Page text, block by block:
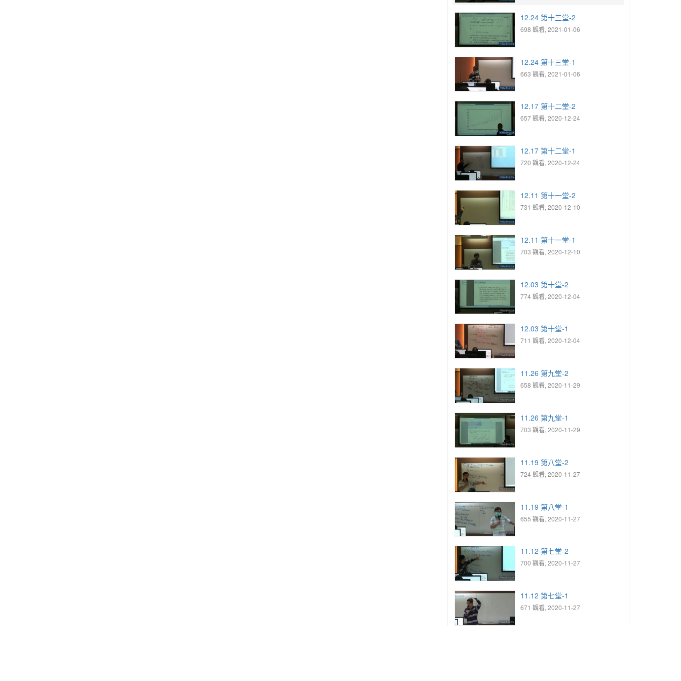
12.24 第十三堂-2
698 觀看, 2021-01-06
12.24 第十三堂-1
663 觀看, 2021-01-06
12.17 第十二堂-2
657 觀看, 2020-12-24
12.17 第十二堂-1
720 觀看, 2020-12-24
12.11 第十一堂-2
731 觀看, 2020-12-10
12.11 第十一堂-1
703 觀看, 2020-12-10
12.03 第十堂-2
774 觀看, 2020-12-04
12.03 第十堂-1
711 觀看, 2020-12-04
11.26 第九堂-2
658 觀看, 2020-11-29
11.26 第九堂-1
703 觀看, 2020-11-29
11.19 第八堂-2
724 觀看, 2020-11-27
11.19 第八堂-1
655 觀看, 2020-11-27
11.12 第七堂-2
700 觀看, 2020-11-27
11.12 第七堂-1
671 觀看, 2020-11-27